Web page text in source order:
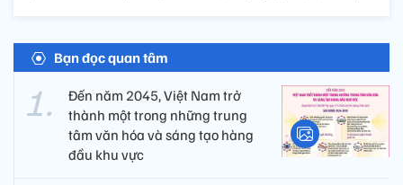
Bạn đọc quan tâm
Đến năm 2045, Việt Nam trở
thành một trong những trung
tâm văn hóa và sáng tạo hàng
đầu khu vực